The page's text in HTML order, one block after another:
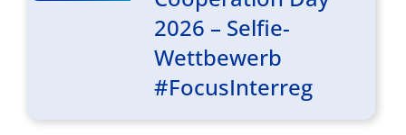
2026 – Selfie-
Wettbewerb
#FocusInterreg